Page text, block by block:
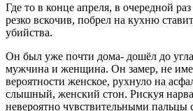
Где то в конце апреля, в очередной
резко вскочив, побрел на кухню
убийства.
Он был уже почти дома- дошёл до
мужчина и женщина. Он замер, не
вероятности женское, рухнуло на
слышный, женский стон. Рискуя
невероятно чувствительными пальцы